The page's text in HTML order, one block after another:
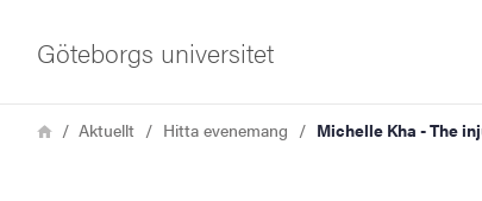
Göteborgs universitet
LänkstigHemAktuellt Hitta evenemang Michelle Kha - The